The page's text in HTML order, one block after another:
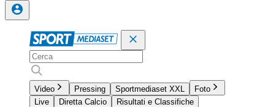
Video Pressing Sportmediaset XXL
Foto
Live
Diretta Calcio
Risultati e Classifiche